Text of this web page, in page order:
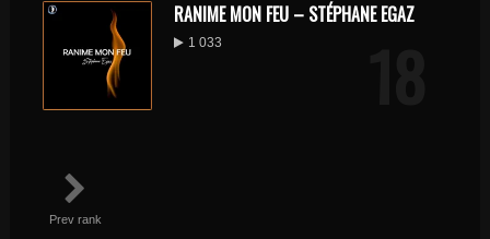
RANIME MON FEU – STÉPHANE EGAZ
1 033
Prev rank